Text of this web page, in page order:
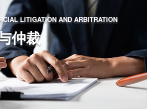
LITIGATION AND ARBITRATION
仲裁